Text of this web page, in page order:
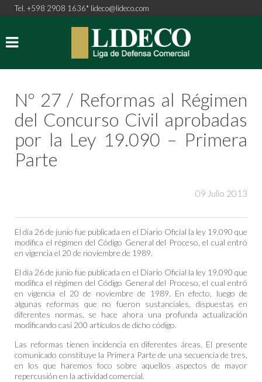
Tel. +598 2908 1636* lideco@lideco.com
Nº 27 / Reformas al Régimen
del Concurso Civil aprobadas
por la Ley 19.090 – Primera
Parte
09 Julio 2013
El día 26 de junio fue publicada en el Diario Oficial la ley 19.090 que
modifica el régimen del Código General del Proceso, el cual entró
en vigencia el 20 de noviembre de 1989.
El día 26 de junio fue publicada en el Diario Oficial la ley 19.090 que
modifica el régimen del Código General del Proceso, el cual entró
en vigencia el 20 de noviembre de 1989. En efecto, luego de
algunas reformas que no fueron sustanciales, dispuestas en
diferentes normas, se hace ahora una profunda actualización
modificando casi 200 artículos de dicho código.
Las reformas tienen incidencia en diferentes áreas. El presente
comunicado constituye la Primera Parte de una secuencia de tres,
en los que haremos foco sobre aquellos aspectos de mayor
repercusión en la actividad comercial.